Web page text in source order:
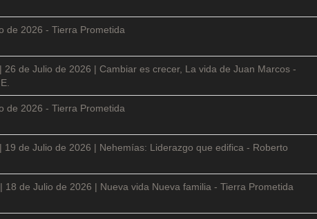
de 2026 - Tierra Prometida
26 de Julio de 2026 | Cambiar es crecer, La vida de Juan Marcos -
de 2026 - Tierra Prometida
19 de Julio de 2026 | Nehemías: Liderazgo que edifica - Roberto
18 de Julio de 2026 | Nueva vida Nueva familia - Tierra Prometida